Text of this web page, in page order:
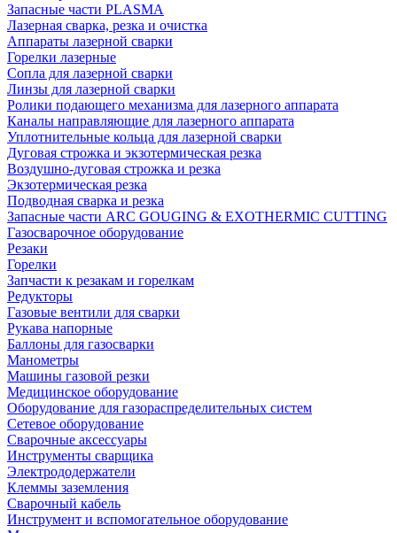
Запасные части PLASMA
Лазерная сварка, резка и очистка
Аппараты лазерной сварки
Горелки лазерные
Сопла для лазерной сварки
Линзы для лазерной сварки
Ролики подающего механизма для лазерного аппарата
Каналы направляющие для лазерного аппарата
Уплотнительные кольца для лазерной сварки
Дуговая строжка и экзотермическая резка
Воздушно-дуговая строжка и резка
Экзотермическая резка
Подводная сварка и резка
Запасные части ARC GOUGING & EXOTHERMIC CUTTING
Газосварочное оборудование
Резаки
Горелки
Запчасти к резакам и горелкам
Редукторы
Газовые вентили для сварки
Рукава напорные
Баллоны для газосварки
Манометры
Машины газовой резки
Медицинское оборудование
Оборудование для газораспределительных систем
Сетевое оборудование
Сварочные аксессуары
Инструменты сварщика
Электрододержатели
Клеммы заземления
Сварочный кабель
Инструмент и вспомогательное оборудование